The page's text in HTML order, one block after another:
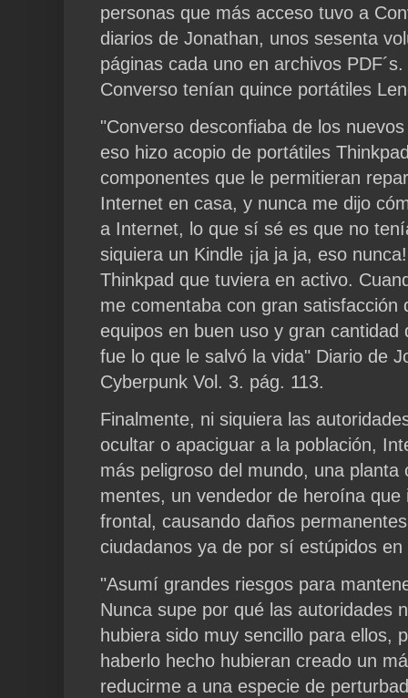
personas que más acceso tuvo a
diarios de Jonathan, unos sesenta
páginas cada uno en archivos
Converso tenían quince portátiles
"Converso desconfiaba de los
eso hizo acopio de portátiles
componentes que le permitieran
Internet en casa, y nunca me dijo
a Internet, lo que sí sé es que no
siquiera un Kindle ¡ja ja ja, eso
Thinkpad que tuviera en activo.
me comentaba con gran satisfacción
equipos en buen uso y gran
fue lo que le salvó la vida" Diario de
Cyberpunk Vol. 3. pág. 113.
Finalmente, ni siquiera las
ocultar o apaciguar a la población,
más peligroso del mundo, una planta
mentes, un vendedor de heroína
frontal, causando daños
ciudadanos ya de por sí estúpidos
"Asumí grandes riesgos para
Nunca supe por qué las autoridades
hubiera sido muy sencillo para ellos,
haberlo hecho hubieran creado un
reducirme a una especie de